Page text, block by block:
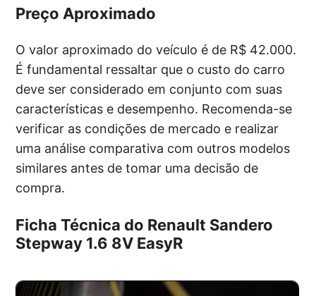
Preço Aproximado
O valor aproximado do veículo é de R$ 42.000.
É fundamental ressaltar que o custo do carro
deve ser considerado em conjunto com suas
características e desempenho. Recomenda-se
verificar as condições de mercado e realizar
uma análise comparativa com outros modelos
similares antes de tomar uma decisão de
compra.
Ficha Técnica do Renault Sandero
Stepway 1.6 8V EasyR